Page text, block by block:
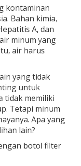
kontaminan
Bahan kimia,
A, dan
minum yang
air harus
yang tidak
untuk
tidak memiliki
Tetapi minum
Apa yang
lain?
botol filter